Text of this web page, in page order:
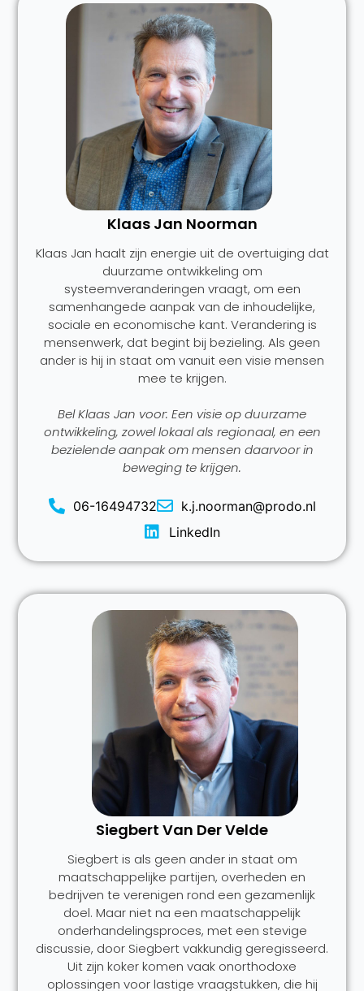
Klaas Jan Noorman
Klaas Jan haalt zijn energie uit de overtuiging dat
duurzame ontwikkeling om
systeemveranderingen vraagt, om een
samenhangede aanpak van de inhoudelijke,
sociale en economische kant. Verandering is
mensenwerk, dat begint bij bezieling. Als geen
ander is hij in staat om vanuit een visie mensen
mee te krijgen.
Bel Klaas Jan voor: Een visie op duurzame
ontwikkeling, zowel lokaal als regionaal, en een
bezielende aanpak om mensen daarvoor in
beweging te krijgen.
06-16494732
k.j.noorman@prodo.nl
LinkedIn
Siegbert Van Der Velde
Siegbert is als geen ander in staat om
maatschappelijke partijen, overheden en
bedrijven te verenigen rond een gezamenlijk
doel. Maar niet na een maatschappelijk
onderhandelingsproces, met een stevige
discussie, door Siegbert vakkundig geregisseerd.
Uit zijn koker komen vaak onorthodoxe
oplossingen voor lastige vraagstukken, die hij